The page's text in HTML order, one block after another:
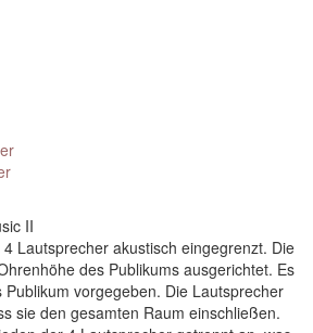
II
Lautsprecher akustisch eingegrenzt. Die
des Publikums ausgerichtet. Es
vorgegeben. Die Lautsprecher
sie den gesamten Raum einschließen.